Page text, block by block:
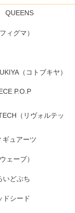
QUEENS
ィグマ）
（コトブキヤ）
P.O.P
（リヴォルテッ
ギュアーツ
ェーブ）
いどぷち
ドシード